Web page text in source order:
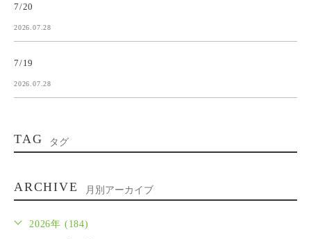
7/20
2026.07.28
7/19
2026.07.28
TAG タグ
ARCHIVE 月別アーカイブ
2026年 (184)